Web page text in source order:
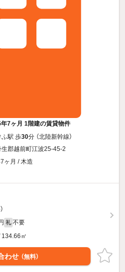
7ヶ月 1階建の賃貸物件
ふ駅 歩30分 （北陸新幹線）
生郡越前町江波25-45-2
ヶ月 / 木造
礼 不要
134.66㎡
わせ （無料）